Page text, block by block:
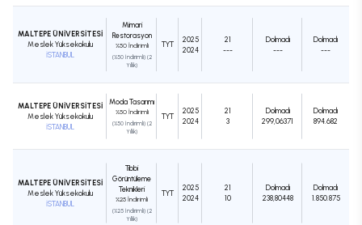
MALTEPE ÜNİVERSİTESİ
Meslek Yüksekokulu
İSTANBUL
Mimari
Restorasyon
%50 İndirimli
(%50 İndirimli) (2
Yıllık)
TYT
2025
2024
21
---
Dolmadı
---
Dolmadı
---
MALTEPE ÜNİVERSİTESİ
Meslek Yüksekokulu
İSTANBUL
Moda Tasarımı
%50 İndirimli
(%50 İndirimli) (2
Yıllık)
TYT
2025
2024
21
3
Dolmadı
299,06371
Dolmadı
894.682
MALTEPE ÜNİVERSİTESİ
Meslek Yüksekokulu
İSTANBUL
Tıbbi
Görüntüleme
Teknikleri
%25 İndirimli
(%25 İndirimli) (2
Yıllık)
TYT
2025
2024
21
10
Dolmadı
238,80448
Dolmadı
1.850.875